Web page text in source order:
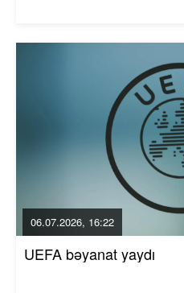
06.07.2026, 16:22
UEFA bəyanat yaydı